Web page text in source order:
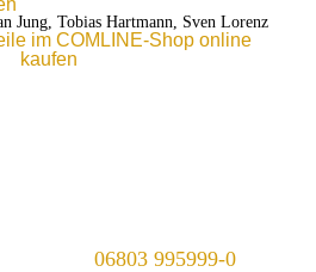
Jung, Tobias Hartmann, Sven Lorenz
06803 995999-0oder